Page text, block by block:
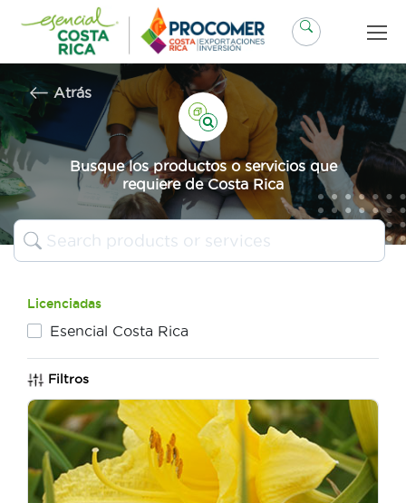
contenido
Atrás
Busque los productos o servicios que
requiere de Costa Rica
Licenciadas
Esencial Costa Rica
Filtros